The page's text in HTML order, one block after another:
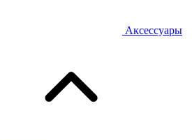
Аксессуары